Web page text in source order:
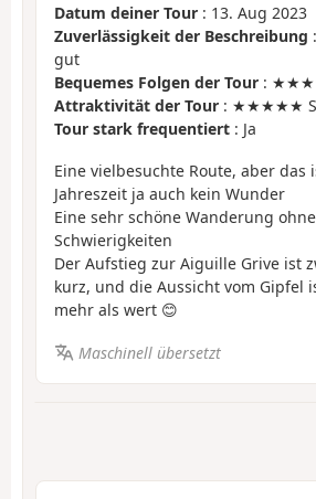
Datum deiner Tour : 13. Aug 2023
Zuverlässigkeit der Beschreibung
gut
Bequemes Folgen der Tour :
Attraktivität der Tour : ★★★★★
Tour stark frequentiert : Ja
Eine vielbesuchte Route, aber das
Jahreszeit ja auch kein Wunder
Eine sehr schöne Wanderung
Schwierigkeiten
Der Aufstieg zur Aiguille Grive ist
kurz, und die Aussicht vom Gipfel
mehr als wert 😊
Maschinell übersetzt